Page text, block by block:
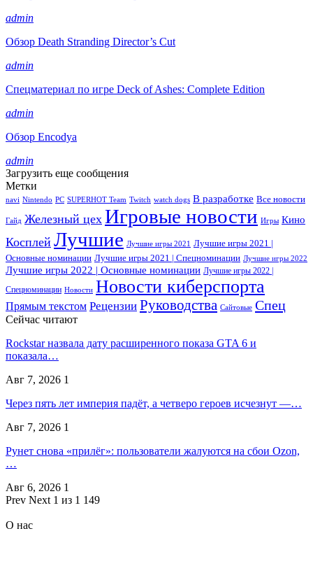
admin
Обзор Death Stranding Director’s Cut
admin
Спецматериал по игре Deck of Ashes: Complete Edition
admin
Обзор Encodya
admin
Загрузить еще сообщения
Метки
navi Nintendo PC SUPERHOT Team Twitch watch dogs В разработке Все новости
Гайд Железный цех Игровые новости Игры Кино
Косплей Лучшие Лучшие игры 2021
Лучшие игры 2021 |
Основные номинации Лучшие игры 2021 | Спецноминации Лучшие игры 2022
Лучшие игры 2022 | Основные номинации Лучшие игры 2022 |
Спецноминации Новости Новости киберспорта
Прямым текстом Рецензии Руководства Сайтовые Спец
Сейчас читают
Rockstar назвала дату расширенного показа GTA 6 и
показала…
Авг 7, 2026 1
Через пять лет империя падёт, а четверо героев исчезнут —…
Авг 7, 2026 1
Рунет снова «прилёг»: пользователи жалуются на сбои Ozon,
…
Авг 6, 2026 1
Prev Next 1 из 1 149
О нас